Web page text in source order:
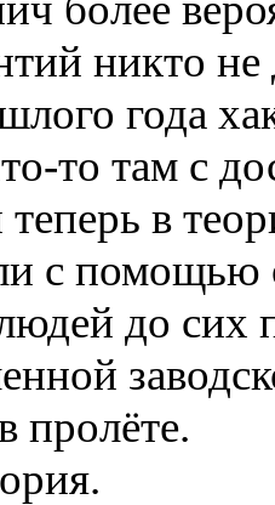
никто не
года
то там с
теперь в
с помощью
до сих
пролёте.